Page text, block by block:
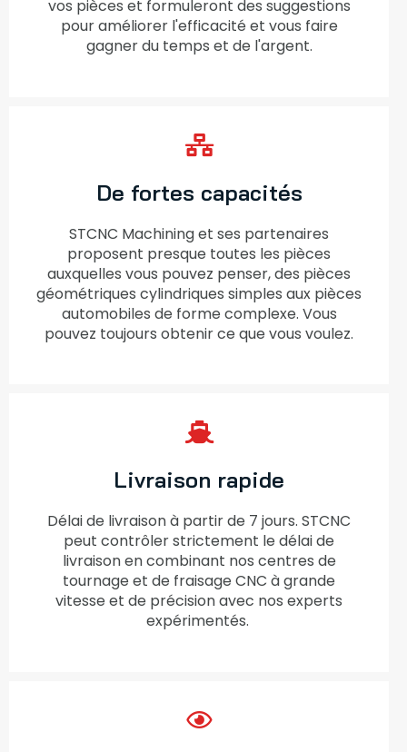
vos pièces et formuleront des suggestions
pour améliorer l'efficacité et vous faire
gagner du temps et de l'argent.
De fortes capacités
STCNC Machining et ses partenaires
proposent presque toutes les pièces
auxquelles vous pouvez penser, des pièces
géométriques cylindriques simples aux pièces
automobiles de forme complexe. Vous
pouvez toujours obtenir ce que vous voulez.
Livraison rapide
Délai de livraison à partir de 7 jours. STCNC
peut contrôler strictement le délai de
livraison en combinant nos centres de
tournage et de fraisage CNC à grande
vitesse et de précision avec nos experts
expérimentés.